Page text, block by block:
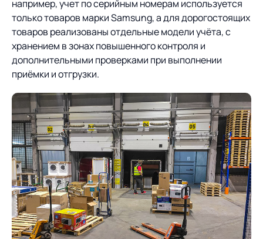
например, учет по серийным номерам используется
только товаров марки Samsung, а для дорогостоящих
товаров реализованы отдельные модели учёта, с
хранением в зонах повышенного контроля и
дополнительными проверками при выполнении
приёмки и отгрузки.